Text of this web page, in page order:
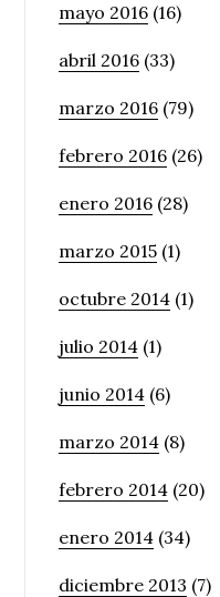
mayo 2016 (16)
abril 2016 (33)
marzo 2016 (79)
febrero 2016 (26)
enero 2016 (28)
marzo 2015 (1)
octubre 2014 (1)
julio 2014 (1)
junio 2014 (6)
marzo 2014 (8)
febrero 2014 (20)
enero 2014 (34)
diciembre 2013 (7)